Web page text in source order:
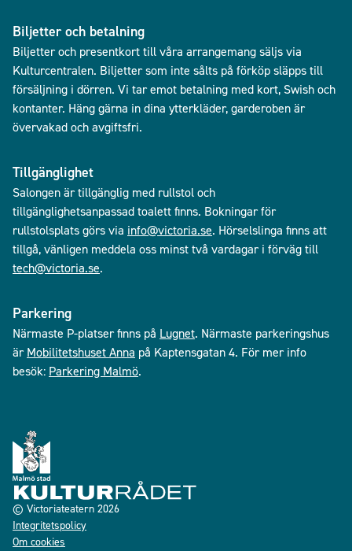
Biljetter och betalning
Biljetter och presentkort till våra arrangemang säljs via
Kulturcentralen. Biljetter som inte sålts på förköp släpps till
försäljning i dörren. Vi tar emot betalning med kort, Swish och
kontanter. Häng gärna in dina ytterkläder, garderoben är
övervakad och avgiftsfri.
Tillgänglighet
Salongen är tillgänglig med rullstol och
tillgänglighetsanpassad toalett finns. Bokningar för
rullstolsplats görs via info@victoria.se. Hörselslinga finns att
tillgå, vänligen meddela oss minst två vardagar i förväg till
tech@victoria.se.
Parkering
Närmaste P-platser finns på Lugnet. Närmaste parkeringshus
är Mobilitetshuset Anna på Kaptensgatan 4. För mer info
besök: Parkering Malmö.
© Victoriateatern 2026
Integritetspolicy
Om cookies